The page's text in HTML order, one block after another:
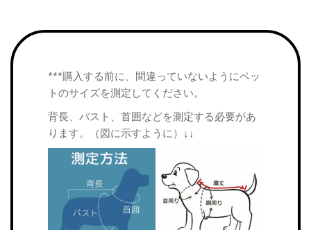
***購入する前に、間違っていないようにペッ
トのサイズを測定してください。
背長、バスト、首囲などを測定する必要があ
ります。（図に示すように）↓↓